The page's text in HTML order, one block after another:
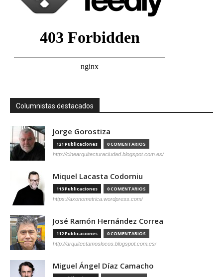
Columnistas destacados
Jorge Gorostiza
121 Publicaciones 0 COMENTARIOS
http://cinearquitecturaciudad.blogspot.com.es/
Miquel Lacasta Codorniu
113 Publicaciones 0 COMENTARIOS
https://axonometrica.wordpress.com/
José Ramón Hernández Correa
112 Publicaciones 0 COMENTARIOS
http://arquitectamoslocos.blogspot.com.es/
Miguel Ángel Díaz Camacho